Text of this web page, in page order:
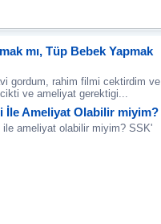
mı, Tüp Bebek Yapmak
gordum, rahim filmi cektirdim ve
ve ameliyat gerektigi...
İle Ameliyat Olabilir miyim?
ameliyat olabilir miyim? SSK'